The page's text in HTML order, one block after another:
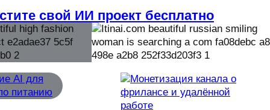
свой ИИ проект бесплатно